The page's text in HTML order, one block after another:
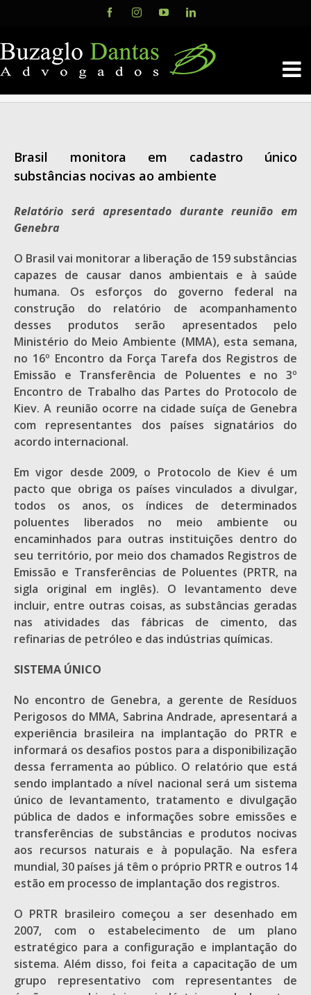
content
FacebookInstagramYouTubeLinkedIn
Brasil monitora em cadastro único
substâncias nocivas ao ambiente
Relatório será apresentado durante reunião em
Genebra
O Brasil vai monitorar a liberação de 159 substâncias
capazes de causar danos ambientais e à saúde
humana. Os esforços do governo federal na
construção do relatório de acompanhamento
desses produtos serão apresentados pelo
Ministério do Meio Ambiente (MMA), esta semana,
no 16º Encontro da Força Tarefa dos Registros de
Emissão e Transferência de Poluentes e no 3º
Encontro de Trabalho das Partes do Protocolo de
Kiev. A reunião ocorre na cidade suíça de Genebra
com representantes dos países signatários do
acordo internacional.
Em vigor desde 2009, o Protocolo de Kiev é um
pacto que obriga os países vinculados a divulgar,
todos os anos, os índices de determinados
poluentes liberados no meio ambiente ou
encaminhados para outras instituições dentro do
seu território, por meio dos chamados Registros de
Emissão e Transferências de Poluentes (PRTR, na
sigla original em inglês). O levantamento deve
incluir, entre outras coisas, as substâncias geradas
nas atividades das fábricas de cimento, das
refinarias de petróleo e das indústrias químicas.
SISTEMA ÚNICO
No encontro de Genebra, a gerente de Resíduos
Perigosos do MMA, Sabrina Andrade, apresentará a
experiência brasileira na implantação do PRTR e
informará os desafios postos para a disponibilização
dessa ferramenta ao público. O relatório que está
sendo implantado a nível nacional será um sistema
único de levantamento, tratamento e divulgação
pública de dados e informações sobre emissões e
transferências de substâncias e produtos nocivas
aos recursos naturais e à população. Na esfera
mundial, 30 países já têm o próprio PRTR e outros 14
estão em processo de implantação dos registros.
O PRTR brasileiro começou a ser desenhado em
2007, com o estabelecimento de um plano
estratégico para a configuração e implantação do
sistema. Além disso, foi feita a capacitação de um
grupo representativo com representantes de